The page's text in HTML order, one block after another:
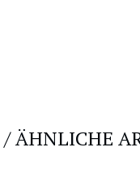
/ ÄHNLICHE